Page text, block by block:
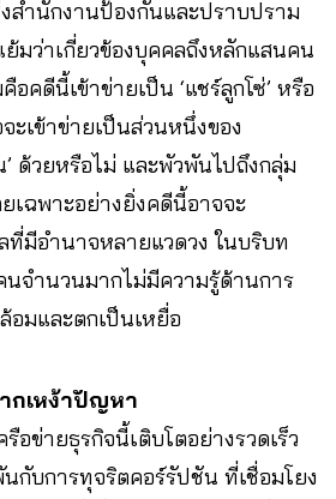
สำนักงานป้องกันและปราบปราม
มว่าเกี่ยวข้องบุคคลถึงหลักแสนคน
คดีนี้เข้าข่ายเป็น ‘แชร์ลูกโซ่’ หรือ
ะเข้าข่ายเป็นส่วนหนึ่งของ
’ ด้วยหรือไม่ และพัวพันไปถึงกลุ่ม
เฉพาะอย่างยิ่งคดีนี้อาจจะ
ที่มีอำนาจหลายแวดวง ในบริบท
จำนวนมากไม่มีความรู้ด้านการ
อมและตกเป็นเหยื่อ
กเหง้าปัญหา
ข่ายธุรกิจนี้เติบโตอย่างรวดเร็ว
กับการทุจริตคอร์รัปชัน ที่เชื่อมโยง